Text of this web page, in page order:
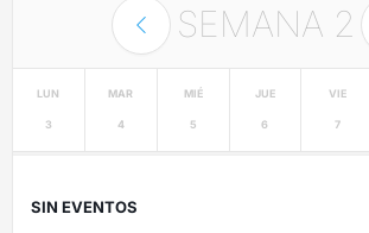
SEMANA 2
LUN
3
MAR
4
MIÉ
5
JUE
6
VIE
7
SIN EVENTOS